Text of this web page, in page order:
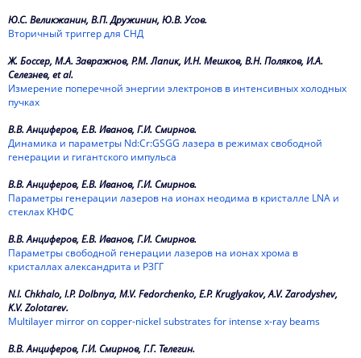
Ю.С. Великжанин, В.П. Дружинин, Ю.В. Усов.
Вторичный триггер для СНД
Ж. Боссер, М.А. Завражнов, Р.М. Лапик, И.Н. Мешков, В.Н. Поляков, И.А.
Селезнев, et al.
Измерение поперечной энергии электронов в интенсивных холодных
пучках
В.В. Анциферов, Е.В. Иванов, Г.И. Смирнов.
Динамика и параметры Nd:Cr:GSGG лазера в режимах свободной
генерации и гигантского импульса
В.В. Анциферов, Е.В. Иванов, Г.И. Смирнов.
Параметры генерации лазеров на ионах неодима в кристалле LNA и
стеклах КНФС
В.В. Анциферов, Е.В. Иванов, Г.И. Смирнов.
Параметры свободной генерации лазеров на ионах хрома в
кристаллах александрита и РЗГГ
N.I. Chkhalo, I.P. Dolbnya, M.V. Fedorchenko, E.P. Kruglyakov, A.V. Zarodyshev,
K.V. Zolotarev.
Multilayer mirror on copper-nickel substrates for intense x-ray beams
В.В. Анциферов, Г.И. Смирнов, Г.Г. Телегин.